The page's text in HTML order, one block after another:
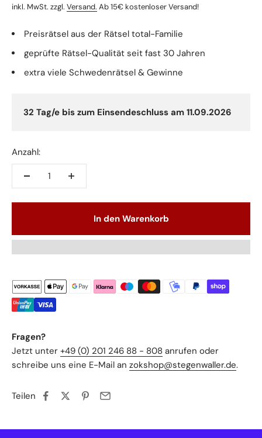
inkl. MwSt. zzgl. Versand. Ab 15€ kostenloser Versand!
Preisrätsel aus der Rätsel total-Familie
geprüfte Rätsel-Qualität seit fast 30 Jahren
extra viele Schwedenrätsel & Gewinne
32 Tag/e bis zum Einsendeschluss am 11.09.2026
Anzahl:
In den Warenkorb
Fragen?
Jetzt unter +49 (0) 201 246 88 - 808 anrufen oder
schreibe uns eine E-Mail an zokshop@stegenwaller.de.
Teilen